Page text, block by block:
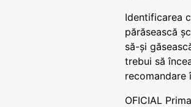
Identificarea
părăsească
să-și
trebui să
OFICIAL